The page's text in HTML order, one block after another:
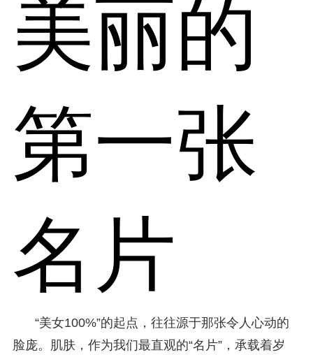
美丽的
第一张
名片
“美女100%”的起点，往往源于那张令人心动的
脸庞。肌肤，作为我们最直观的“名片”，承载着岁